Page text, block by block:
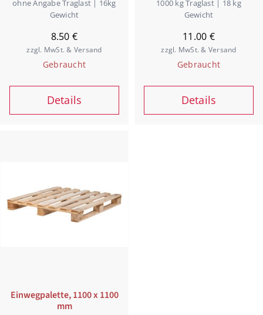
Warenkorb
ohne Angabe Traglast | 16kg
Gewicht
8.50 €
zzgl. MwSt. & Versand
Gebraucht
Details
1000 kg Traglast | 18 kg
Gewicht
11.00 €
zzgl. MwSt. & Versand
Gebraucht
Details
Einwegpalette, 1100 x 1100
mm